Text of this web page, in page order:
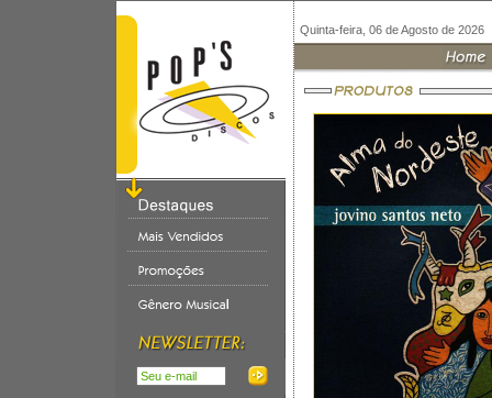
Quinta-feira, 06 de Agosto de 2026